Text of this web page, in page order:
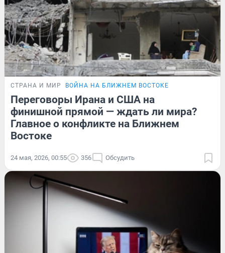
СТРАНА И МИР ВОЙНА НА БЛИЖНЕМ ВОСТОКЕ
Переговоры Ирана и США на
финишной прямой — ждать ли мира?
Главное о конфликте на Ближнем
Востоке
24 мая, 2026, 00:55 356 Обсудить